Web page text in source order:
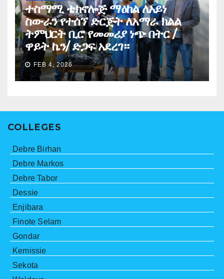
ተስማሚ ቴክኖሎጅ ማዕከል ለአይነ
ስውራን የተሰኘ ድርጅት ለአማራ ክልል
ትምህርት ቢሮ የመመሪያ ነጭ በትር /
ዋይት ኬን/ ድጋፍ አደረገ።
FEB 4, 2026
COLLEGES
Debre Birhan
Debre Markos
Debre Tabor
Dessie
Enjibara
Finote Selam
Gondar
Kemissie
Sekota